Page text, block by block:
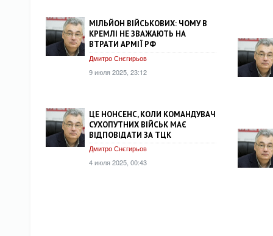
МІЛЬЙОН ВІЙСЬКОВИХ: ЧОМУ В
КРЕМЛІ НЕ ЗВАЖАЮТЬ НА
ВТРАТИ АРМІЇ РФ
Дмитро Снєгирьов
9 июля 2025, 23:12
ЦЕ НОНСЕНС, КОЛИ КОМАНДУВАЧ
СУХОПУТНИХ ВІЙСЬК МАЄ
ВІДПОВІДАТИ ЗА ТЦК
Дмитро Снєгирьов
4 июля 2025, 00:43